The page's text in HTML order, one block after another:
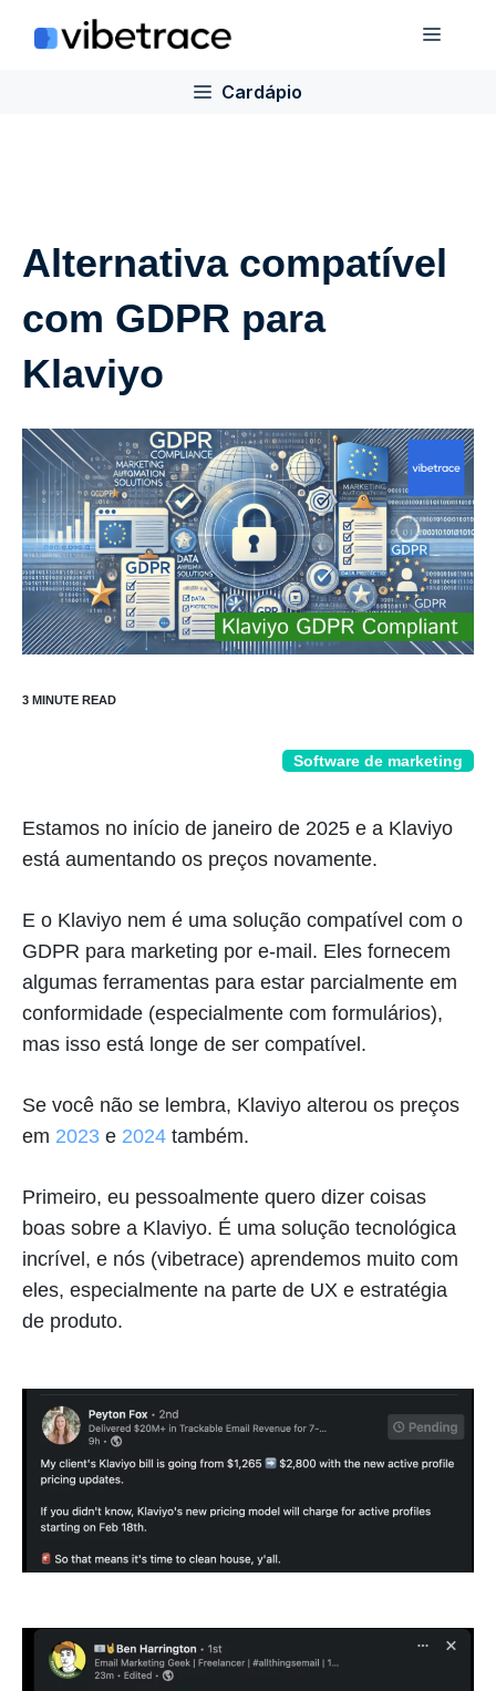
para
Cardápio
Alternativa compatível
com GDPR para
Klaviyo
Software de marketing
Estamos no início de janeiro de 2025 e a Klaviyo
está aumentando os preços novamente.
E o Klaviyo nem é uma solução compatível com o
GDPR para marketing por e-mail. Eles fornecem
algumas ferramentas para estar parcialmente em
conformidade (especialmente com formulários),
mas isso está longe de ser compatível.
Se você não se lembra, Klaviyo alterou os preços
em 2023 e 2024 também.
Primeiro, eu pessoalmente quero dizer coisas
boas sobre a Klaviyo. É uma solução tecnológica
incrível, e nós (vibetrace) aprendemos muito com
eles, especialmente na parte de UX e estratégia
de produto.